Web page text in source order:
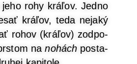
rohy krá­ľov. Jed­no
krá­ľov, teda neja­ký
rohov (krá­ľov) zod­po­
nanohách posta­